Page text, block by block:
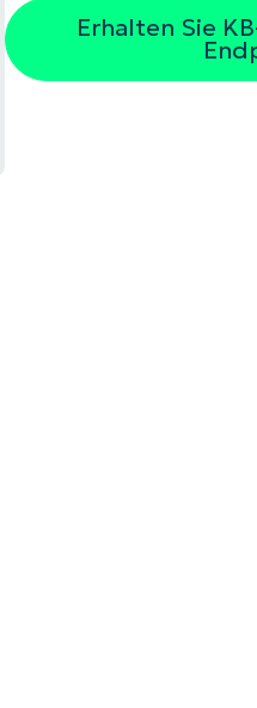
Erhalten Sie